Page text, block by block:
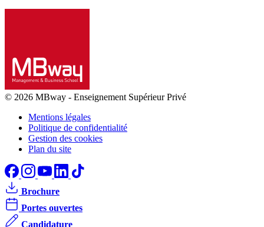
© 2026 MBway - Enseignement Supérieur Privé
Mentions légales
Politique de confidentialité
Gestion des cookies
Plan du site
Brochure
Portes ouvertes
Candidature